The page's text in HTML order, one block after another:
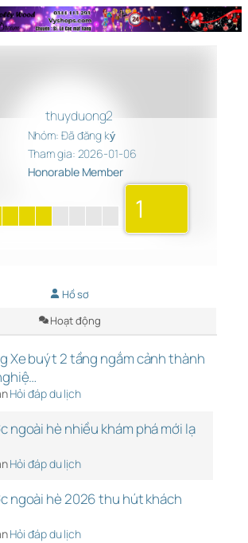
thuyduong2
Nhóm: Đã đăng ký
Tham gia: 2026-01-06
Honorable Member
1
Hồ sơ
Hoạt động
Xe buýt 2 tầng ngắm cảnh thành
Hỏi đáp du lịch
ngoài hè nhiều khám phá mới lạ
Hỏi đáp du lịch
ngoài hè 2026 thu hút khách
Hỏi đáp du lịch